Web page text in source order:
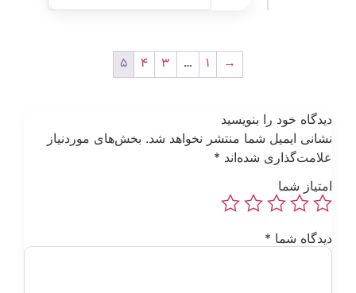
1
3
4
5
خود را بنویسید
ایمیل شما منتشر نخواهد شد. بخش‌های موردنیاز
شده‌اند*
شما
شما *